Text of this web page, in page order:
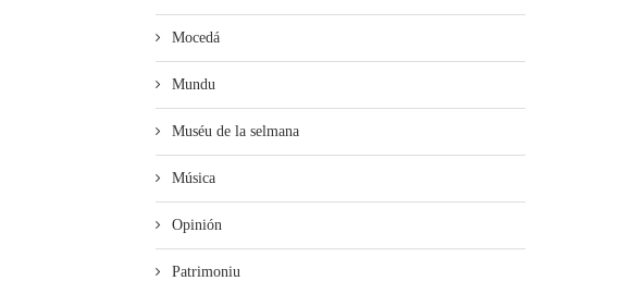
Mocedá
Mundu
Muséu de la selmana
Música
Opinión
Patrimoniu